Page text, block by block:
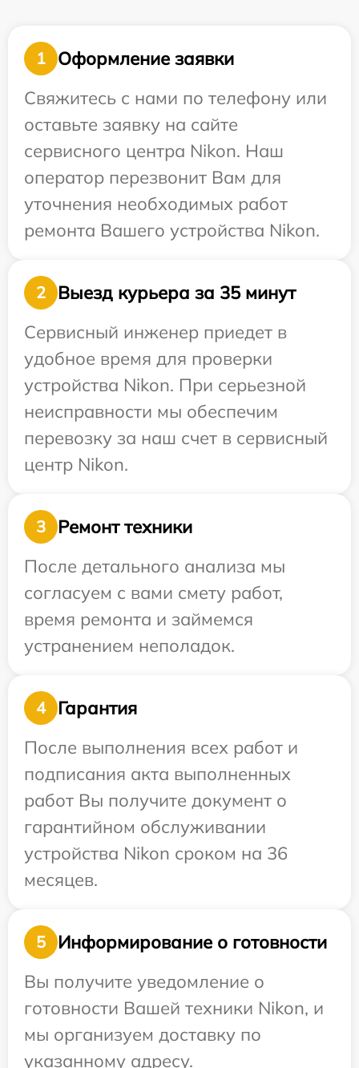
1
Оформление заявки
Свяжитесь с нами по телефону или
оставьте заявку на сайте
сервисного центра Nikon. Наш
оператор перезвонит Вам для
уточнения необходимых работ
ремонта Вашего устройства Nikon.
2
Выезд курьера за 35 минут
Сервисный инженер приедет в
удобное время для проверки
устройства Nikon. При серьезной
неисправности мы обеспечим
перевозку за наш счет в сервисный
центр Nikon.
3
Ремонт техники
После детального анализа мы
согласуем с вами смету работ,
время ремонта и займемся
устранением неполадок.
4
Гарантия
После выполнения всех работ и
подписания акта выполненных
работ Вы получите документ о
гарантийном обслуживании
устройства Nikon сроком на 36
месяцев.
5
Информирование о готовности
Вы получите уведомление о
готовности Вашей техники Nikon, и
мы организуем доставку по
указанному адресу.